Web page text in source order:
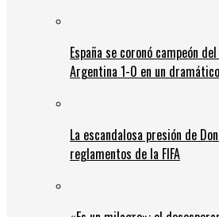
España se coronó campeón
Argentina 1-0 en un
La escandalosa presión de
reglamentos de la FIFA